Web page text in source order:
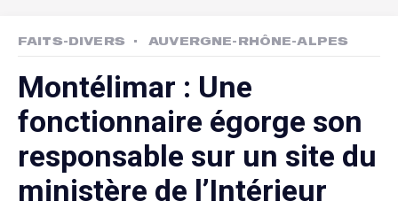
FAITS-DIVERS AUVERGNE-RHÔNE-ALPES
Montélimar : Une
fonctionnaire égorge son
responsable sur un site du
ministère de l’Intérieur